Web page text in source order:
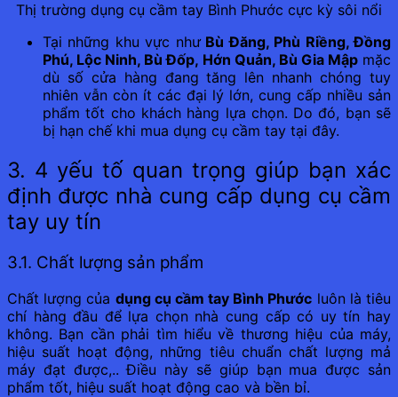
Thị trường dụng cụ cầm tay Bình Phước cực kỳ sôi nổi
Tại những khu vực nhưBù Đăng, Phù Riềng, Đồng
Phú, Lộc Ninh, Bù Đốp, Hớn Quản, Bù Gia Mậpmặc
dù số cửa hàng đang tăng lên nhanh chóng tuy
nhiên vẫn còn ít các đại lý lớn, cung cấp nhiều sản
phẩm tốt cho khách hàng lựa chọn. Do đó, bạn sẽ
bị hạn chế khi mua dụng cụ cầm tay tại đây.
3. 4 yếu tố quan trọng giúp bạn xác
định được nhà cung cấp dụng cụ cầm
tay uy tín
3.1. Chất lượng sản phẩm
Chất lượng của dụng cụ cầm tay Bình Phước luôn là tiêu
chí hàng đầu để lựa chọn nhà cung cấp có uy tín hay
không. Bạn cần phải tìm hiểu về thương hiệu của máy,
hiệu suất hoạt động, những tiêu chuẩn chất lượng mả
máy đạt được,.. Điều này sẽ giúp bạn mua được sản
phẩm tốt, hiệu suất hoạt động cao và bền bỉ.